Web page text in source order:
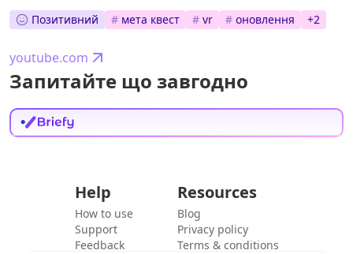
Позитивний # мета квест # vr # оновлення +2
youtube.com
Запитайте що завгодно
Help
How to use
Support
Feedback
Resources
Blog
Privacy policy
Terms & conditions